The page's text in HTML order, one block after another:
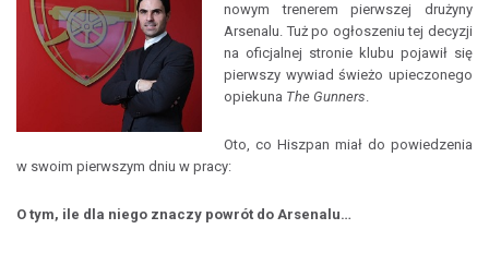
nowym trenerem pierwszej drużyny
Arsenalu. Tuż po ogłoszeniu tej decyzji
na oficjalnej stronie klubu pojawił się
pierwszy wywiad świeżo upieczonego
opiekuna The Gunners.
Oto, co Hiszpan miał do powiedzenia
w swoim pierwszym dniu w pracy:
O tym, ile dla niego znaczy powrót do Arsenalu…